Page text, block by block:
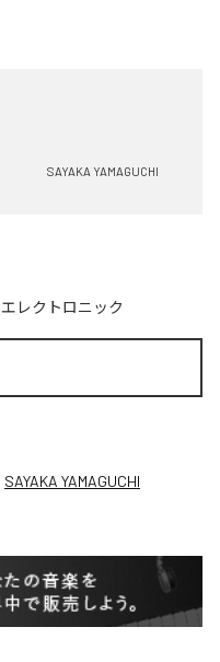
SAYAKA YAMAGUCHI
エレクトロニック
SAYAKA YAMAGUCHI